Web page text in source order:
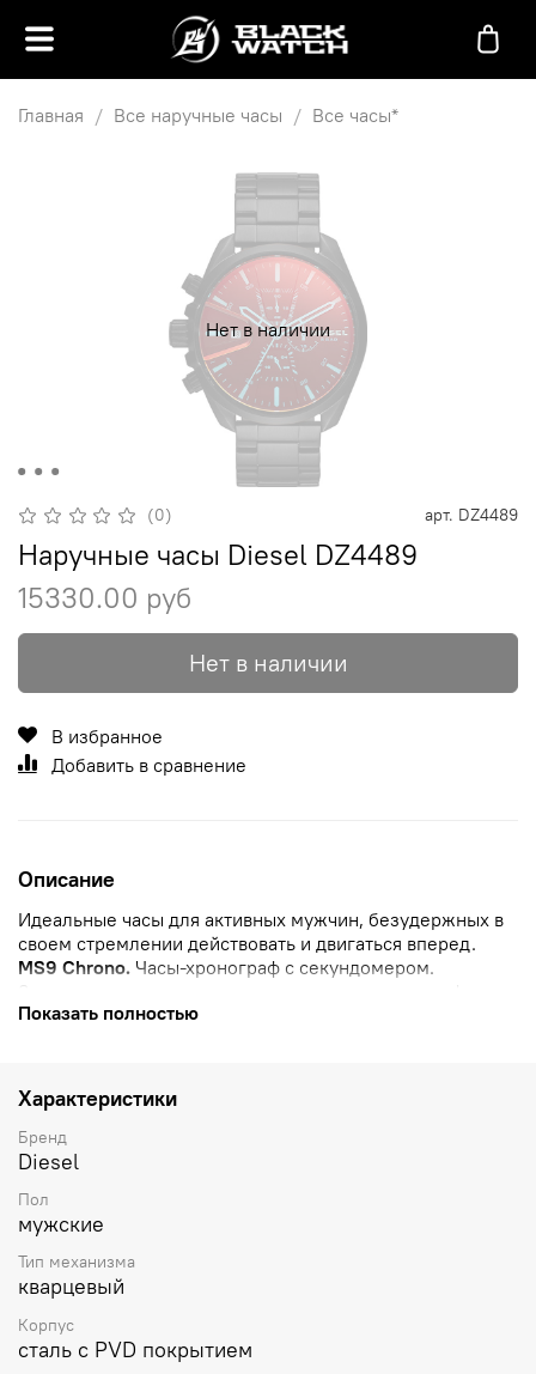
Главная Все наручные часы Все часы*
Нет в наличии
(0) арт. DZ4489
Наручные часы Diesel DZ4489
15330.00 руб
Нет в наличии
В избранное
Добавить в сравнение
Описание
Идеальные часы для активных мужчин, безудержных в
своем стремлении действовать и двигаться вперед.
MS9 Chrono. Часы-хронограф с секундомером.
Заводная головка и кнопки управления хронографом
расположены слева, что обеспечивает комфортное
Показать полностью
Характеристики
Бренд
Diesel
Пол
мужские
Тип механизма
кварцевый
Корпус
сталь с PVD покрытием